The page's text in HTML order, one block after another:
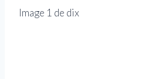
Image 1 de dix